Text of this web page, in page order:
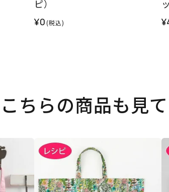
ピ）
¥0(税込)
ちらの商品も見